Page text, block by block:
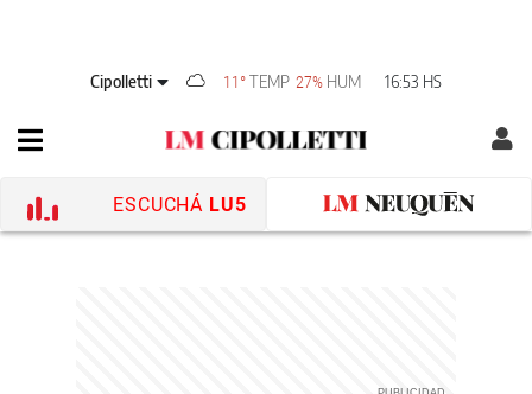
Cipolletti 11°TEMP 27% HUM 16:53 HS
ESCUCHÁ LU5